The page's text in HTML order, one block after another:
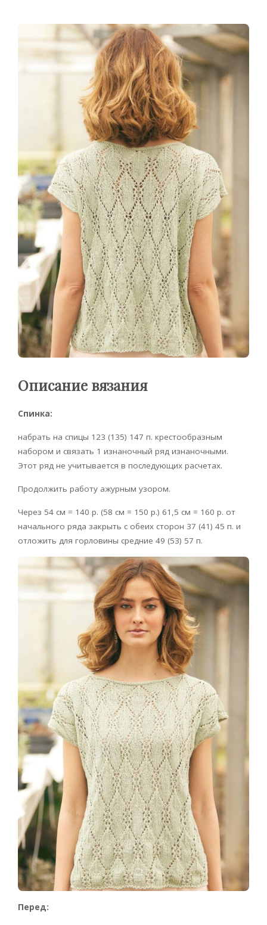
Описание вязания
Спинка:
набрать на спицы 123 (135) 147 п. крестообразным
набором и связать 1 изнаночный ряд изнаночными.
Этот ряд не учитывается в последующих расчетах.
Продолжить работу ажурным узором.
Через 54 см = 140 р. (58 см = 150 р.) 61,5 см = 160 р. от
начального ряда закрыть с обеих сторон 37 (41) 45 п. и
отложить для горловины средние 49 (53) 57 п.
Перед: